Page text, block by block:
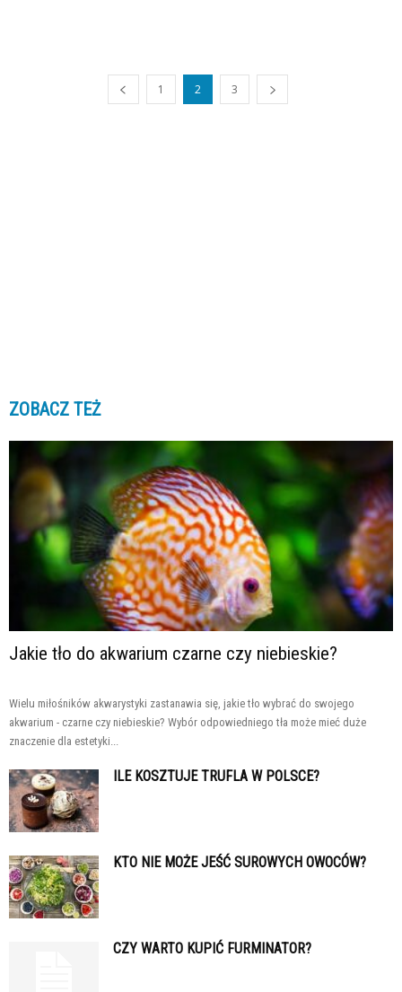
1 2 3
ZOBACZ TEŻ
Jakie tło do akwarium czarne czy niebieskie?
Wielu miłośników akwarystyki zastanawia się, jakie tło wybrać do swojego
akwarium - czarne czy niebieskie? Wybór odpowiedniego tła może mieć duże
znaczenie dla estetyki...
ILE KOSZTUJE TRUFLA W POLSCE?
KTO NIE MOŻE JEŚĆ SUROWYCH OWOCÓW?
CZY WARTO KUPIĆ FURMINATOR?